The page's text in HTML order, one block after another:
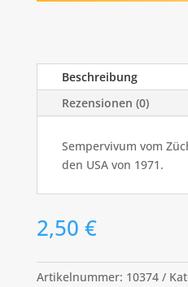
Beschreibung
Rezensionen (0)
Sempervivum vom
den USA von 1971.
2,50 €
Artikelnummer: 10374